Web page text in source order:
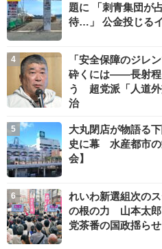
題に 「刺青集団が
待…」 公金投じる
「安全保障のジレ
砕くには――長射程
う 超党派「人道外
治
大丸閉店が物語る
史に幕 水産都市の
会】
れいわ新選組次の
の根の力 山本太
党茶番の国政揺らせ